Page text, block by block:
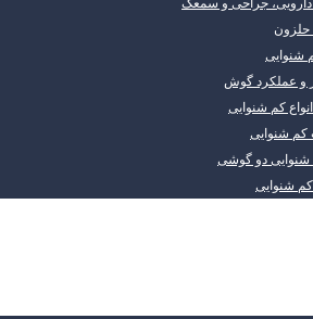
شنوایی
و عملکرد گوش
کم شنوایی
کم شنوایی
شنوایی دو گوشی
شنوایی